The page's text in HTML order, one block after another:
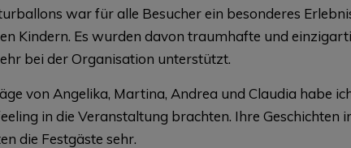
war für alle Besucher ein besonderes
Kindern. Es wurden davon traumhafte und
bei der Organisation unterstützt.
von Angelika, Martina, Andrea und Claudia habe
in die Veranstaltung brachten. Ihre Geschichten
die Festgäste sehr.